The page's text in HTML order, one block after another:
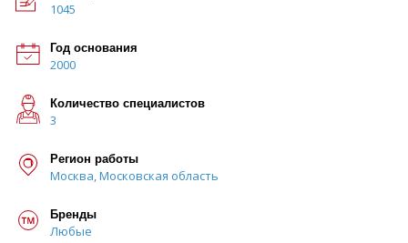
1045
Год основания
2000
Количество специалистов
3
Регион работы
Москва, Московская область
Бренды
Любые